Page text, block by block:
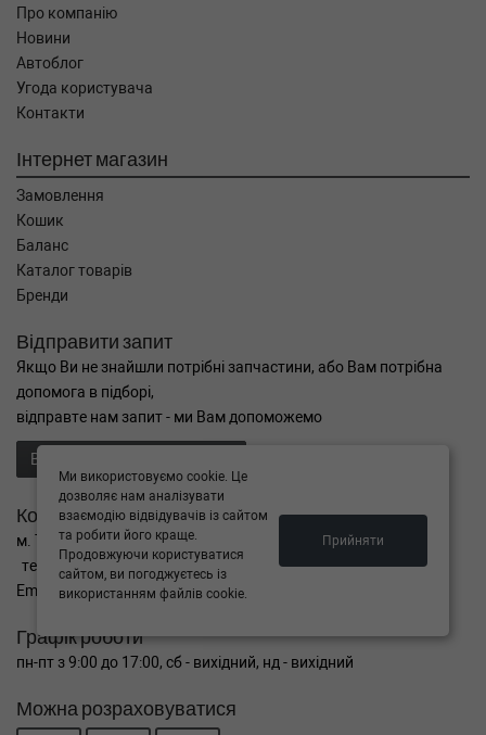
Про компанію
Новини
Автоблог
Угода користувача
Контакти
Інтернет магазин
Замовлення
Кошик
Баланс
Каталог товарів
Бренди
Відправити запит
Якщо Ви не знайшли потрібні запчастини, або Вам потрібна
допомога в підборі,
відправте нам запит - ми Вам допоможемо
Відправити запит продавцю
Контакти
м. Тернопіль вул. Микулинецька 106а
тел. +38(099)650-59-19
Email. autokitparts@yahoo.com
Графік роботи
пн-пт з 9:00 до 17:00, сб - вихідний, нд - вихідний
Можна розраховуватися
Ми використовуємо cookie. Це
дозволяє нам аналізувати
взаємодію відвідувачів із сайтом
та робити його краще.
Продовжуючи користуватися
сайтом, ви погоджуєтесь із
використанням файлів cookie.
Прийняти